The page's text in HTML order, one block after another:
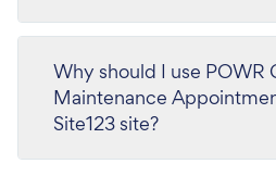
Why should I use POWR
Maintenance
Site123 site?